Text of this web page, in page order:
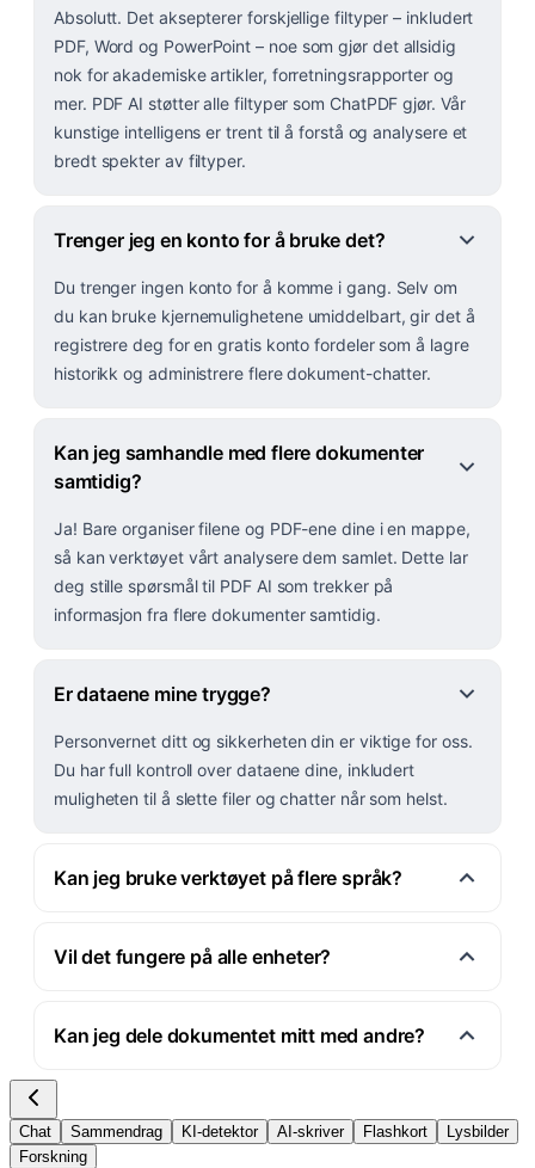
Absolutt. Det aksepterer forskjellige filtyper – inkludert
PDF, Word og PowerPoint – noe som gjør det allsidig
nok for akademiske artikler, forretningsrapporter og
mer. PDF AI støtter alle filtyper som ChatPDF gjør. Vår
kunstige intelligens er trent til å forstå og analysere et
bredt spekter av filtyper.
Trenger jeg en konto for å bruke det?
Du trenger ingen konto for å komme i gang. Selv om
du kan bruke kjernemulighetene umiddelbart, gir det å
registrere deg for en gratis konto fordeler som å lagre
historikk og administrere flere dokument-chatter.
Kan jeg samhandle med flere dokumenter
samtidig?
Ja! Bare organiser filene og PDF-ene dine i en mappe,
så kan verktøyet vårt analysere dem samlet. Dette lar
deg stille spørsmål til PDF AI som trekker på
informasjon fra flere dokumenter samtidig.
Er dataene mine trygge?
Personvernet ditt og sikkerheten din er viktige for oss.
Du har full kontroll over dataene dine, inkludert
muligheten til å slette filer og chatter når som helst.
Kan jeg bruke verktøyet på flere språk?
Vil det fungere på alle enheter?
Kan jeg dele dokumentet mitt med andre?
Chat Sammendrag KI-detektor AI-skriver Flashkort
Lysbilder
Forskning